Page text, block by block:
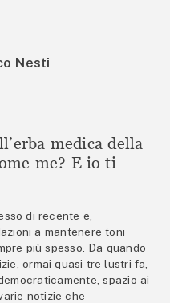
Nesti
medica della
me? E io ti
di recente e,
a mantenere toni
più spesso. Da quando
ormai quasi tre lustri fa,
spazio ai
notizie che